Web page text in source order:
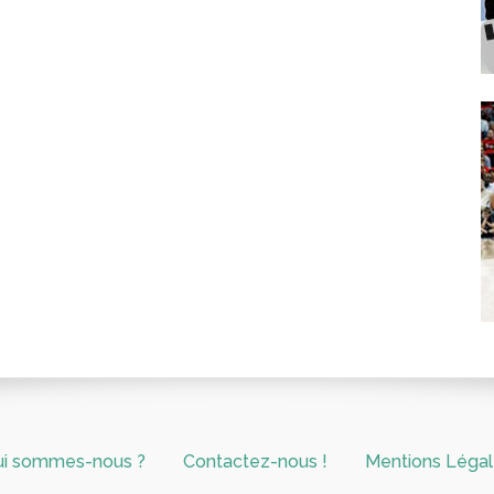
sommes-nous ? Contactez-nous ! Mentions